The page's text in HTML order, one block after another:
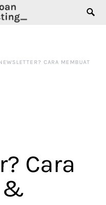
CARA MEMBUAT
Cara
&